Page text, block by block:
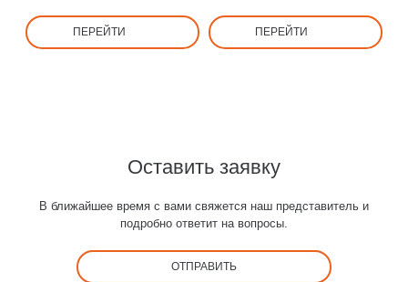
ПЕРЕЙТИ ПЕРЕЙТИ
Оставить заявку
В ближайшее время с вами свяжется наш представитель и
подробно ответит на вопросы.
ОТПРАВИТЬ